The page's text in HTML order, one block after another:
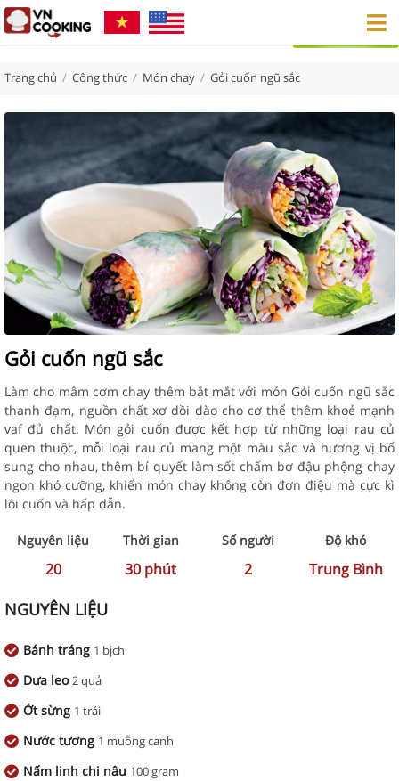
Trang chủ / Công thức / Món chay / Gỏi cuốn ngũ sắc
Gỏi cuốn ngũ sắc
Làm cho mâm cơm chay thêm bắt mắt với món Gỏi cuốn ngũ sắc
thanh đạm, nguồn chất xơ dồi dào cho cơ thể thêm khoẻ mạnh
vaf đủ chất. Món gỏi cuốn được kết hợp từ những loại rau củ
quen thuộc, mỗi loại rau củ mang một màu sắc và hương vị bổ
sung cho nhau, thêm bí quyết làm sốt chấm bơ đậu phộng chay
ngon khó cưỡng, khiến món chay không còn đơn điệu mà cực kì
lôi cuốn và hấp dẫn.
Nguyên liệu
20
Thời gian
30 phút
Số người
2
Độ khó
Trung Bình
NGUYÊN LIỆU
Bánh tráng 1 bịch
Dưa leo2 quả
Ớt sừng 1 trái
Nước tương 1 muỗng canh
Nấm linh chi nâu 100 gram